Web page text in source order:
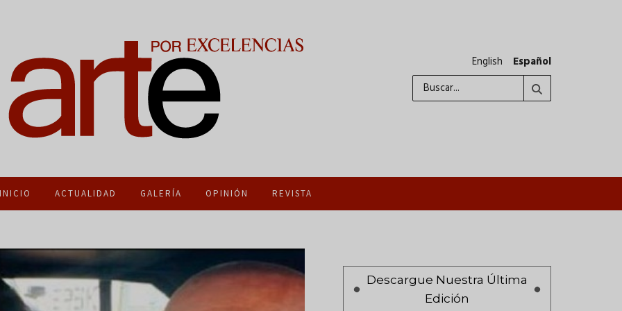
English
Español
INICIO ACTUALIDAD GALERÍA OPINIÓN REVISTA
Descargue Nuestra Última
Edición
Paginación